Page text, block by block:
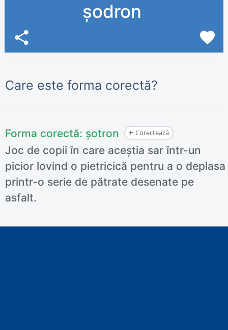
șodron
share favorite
Care este forma corectă?
Forma corectă: șotron Corectează
Joc de copii în care aceștia sar într-un
picior lovind o pietricică pentru a o deplasa
printr-o serie de pătrate desenate pe
asfalt.